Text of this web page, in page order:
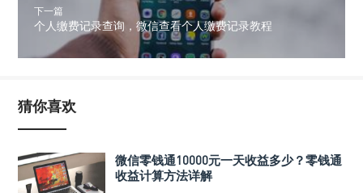
下一篇
个人缴费记录查询，微信查看个人缴费记录教程
猜你喜欢
微信零钱通10000元一天收益多少？零钱通
收益计算方法详解